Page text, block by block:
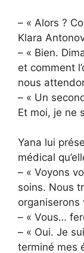
– « Alors ?
Klara
– « Bien.
et comment
nous
– « Un
Et moi, je ne
Yana lui
médical
– « Voyons
soins. Nous
organiserons
– « Vous…
– « Oui. Je
terminé mes